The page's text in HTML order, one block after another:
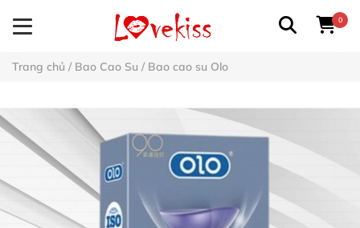
0
Trang chủ / Bao Cao Su / Bao cao su Olo